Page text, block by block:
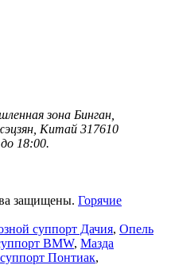
зона Бинган,
Китай 317610
18:00.
защищены. Горячие
суппорт Дачия, Опель
BMW, Мазда
Понтиак,